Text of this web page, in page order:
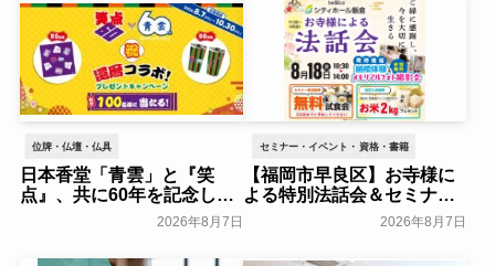
位牌・仏壇・仏具
日本香堂「青雲」と『笑
点』、共に60年を記念した
初コラボ！オリジナルグッ
ズのプレゼントキャンペー
ンを実施～日本香堂～
2026年8月7日
セミナー・イベント・資格・書籍
【福岡市早良区】お寺様に
よる特別法話会＆セミナー
特典「無料試食会」を8月
18日(月)にシティホール飯
2026年8月7日